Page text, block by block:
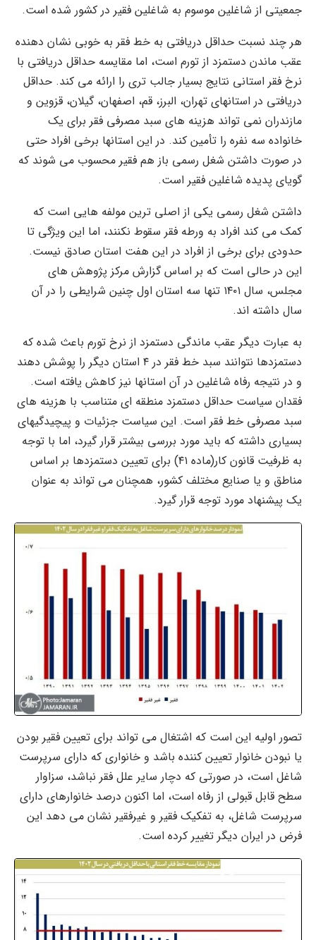
جمعیتی از شاغلین موسوم به شاغلین فقیر در کشور شده است.
هر چند نسبت حداقل دریافتی به خط فقر به خوبی نشان دهنده
عقب ماندن دستمزد از تورم است، اما مقایسه حداقل دریافتی با
نرخ فقر استانی نتایج بسیار جالب تری را ارائه می کند. حداقل
دریافتی در استانهای تهران، البرز، قم، اصفهان، گیلان، قزوین و
مازندران نمی تواند هزینه های سبد مصرفی فقر برای یک
خانواده سه نفره را تأمین کند. در این استانها برخی افراد حتی
در صورت داشتن شغل رسمی باز هم فقیر محسوب می شوند که
گویای پدیده شاغلین فقیر است.
داشتن شغل رسمی یکی از اصلی ترین مولفه هایی است که
کمک می کند افراد به ورطه فقر سقوط نکنند، اما این ویژگی تا
حدودی برای برخی از افراد در این هفت استان صادق نیست.
این در حالی است که بر اساس گزارش مرکز پژوهش های
مجلس، سال ۱۴۰۱ تنها سه استان اول چنین شرایطی را در آن
سال داشته اند.
به عبارت دیگر عقب ماندگی دستمزد از نرخ تورم باعث شده که
دستمزدها نتوانند سبد خط فقر در ۴ استان دیگر را پوشش دهند
و در نتیجه رفاه شاغلین در آن استانها نیز کاهش یافته است.
فقدان سیاست حداقل دستمزد منطقه ای متناسب با هزینه های
سبد مصرفی خط فقر است. این سیاست جزئیات و پیچیدگیهای
بسیاری داشته که باید مورد بررسی بیشتر قرار گیرد، اما با توجه
به ظرفیت قانون کار(ماده ۴۱) برای تعیین دستمزدها بر اساس
مناطق و یا صنایع مختلف کشور، همچنان می تواند به عنوان
یک پیشنهاد مورد توجه قرار گیرد.
تصور اولیه این است که اشتغال می تواند برای تعیین فقیر بودن
یا نبودن خانوار تعیین کننده باشد و خانواری که دارای سرپرست
شاغل است، در صورتی که دچار سایر علل فقر نباشد، سزاوار
سطح قابل قبولی از رفاه است، اما اکنون درصد خانوارهای دارای
سرپرست شاغل، به تفکیک فقیر و غیرفقیر نشان می دهد این
فرض در ایران دیگر تغییر کرده است.